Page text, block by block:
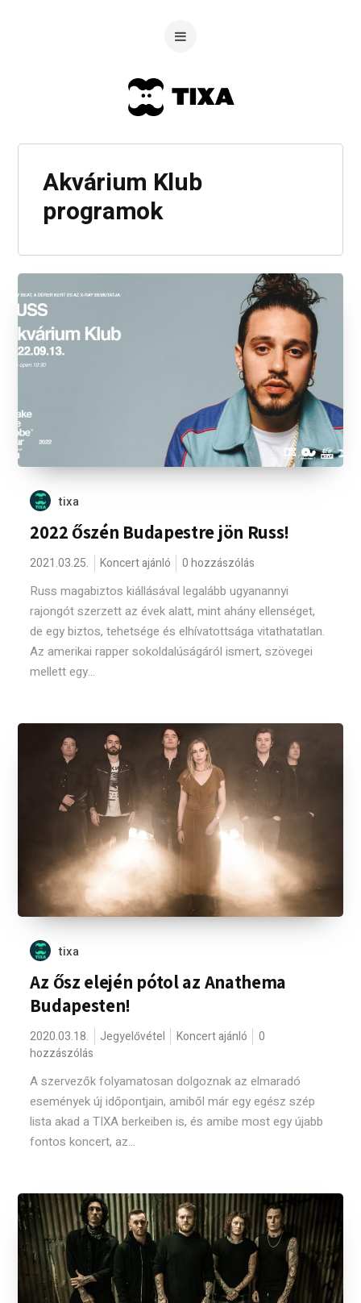
Akvárium Klub
programok
tixa
2022 őszén Budapestre jön Russ!
2021.03.25. Koncert ajánló 0 hozzászólás
Russ magabiztos kiállásával legalább ugyanannyi
rajongót szerzett az évek alatt, mint ahány ellenséget,
de egy biztos, tehetsége és elhívatottsága vitathatatlan.
Az amerikai rapper sokoldalúságáról ismert, szövegei
mellett egy...
tixa
Az ősz elején pótol az Anathema
Budapesten!
2020.03.18. Jegyelővétel Koncert ajánló
0
hozzászólás
A szervezők folyamatosan dolgoznak az elmaradó
események új időpontjain, amiből már egy egész szép
lista akad a TIXA berkeiben is, és amibe most egy újabb
fontos koncert, az...